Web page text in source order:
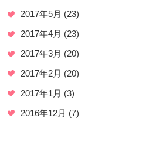
2017年5月 (23)
2017年4月 (23)
2017年3月 (20)
2017年2月 (20)
2017年1月 (3)
2016年12月 (7)